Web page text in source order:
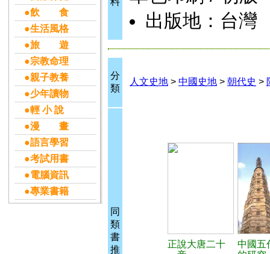
●飲 食
●生活風格
●旅 遊
●宗教命理
●親子教養
●少年讀物
●輕 小 說
●漫 畫
●語言學習
●考試用書
●電腦資訊
●專業書籍
出版地：台灣
分
類
人文史地 > 中國史地 > 朝代史 >
同
類
書
推
正說大唐二十
中國五